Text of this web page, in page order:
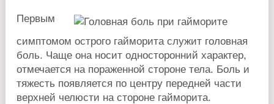
Первым
симптомом острого гайморита служит головная
боль. Чаще она носит односторонний характер,
отмечается на пораженной стороне тела. Боль и
тяжесть появляется по центру передней части
верхней челюсти на стороне гайморита.